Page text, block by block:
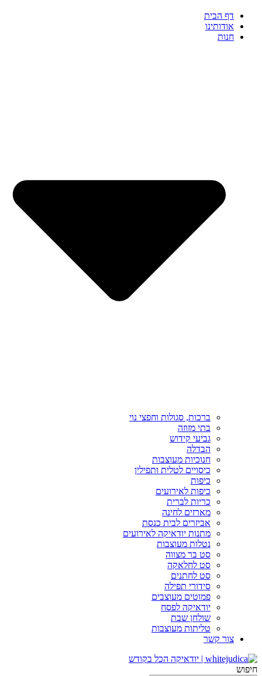
דף הבית
אודותינו
חנות
ברכות, סגולות וחפצי נוי
בתי מזוזה
גביעי קידוש
הבדלה
חנוכיות מעוצבות
כיסויים לטלית ותפילין
כיפות
כיפות לאירועים
כריות לברית
מארזים לחינה
אביזרים לבית כנסת
מתנות יודאיקה לאירועים
נטלות מעוצבות
סט בר מצווה
סט לחלאקה
סט לחתנים
סידורי תפילה
פמוטים מעוצבים
יודאיקה לפסח
שולחן שבת
טליתות מעוצבות
צור קשר
חיפוש